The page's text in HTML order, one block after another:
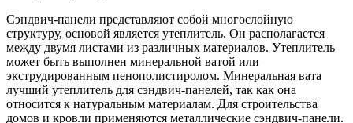
Сэндвич-панели представляют собой многослойную
структуру, основой является утеплитель. Он располагается
между двумя листами из различных материалов. Утеплитель
может быть выполнен минеральной ватой или
экструдированным пенополистиролом. Минеральная вата
лучший утеплитель для сэндвич-панелей, так как она
относится к натуральным материалам. Для строительства
домов и кровли применяются металлические сэндвич-панели.